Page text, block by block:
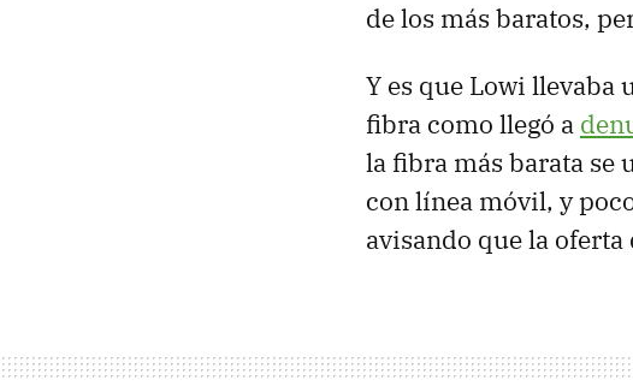
de los más baratos,
Y es que Lowi llevaba
fibra como llegó a
la fibra más barata
con línea móvil, y
avisando que la